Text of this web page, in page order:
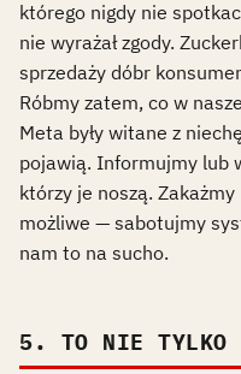
którego nigdy nie
nie wyrażał zgody.
sprzedaży dóbr
Róbmy zatem, co w
Meta były witane z
pojawią. Informujmy lub
którzy je noszą.
możliwe — sabotujmy
nam to na sucho.
5. TO NIE TYLKO